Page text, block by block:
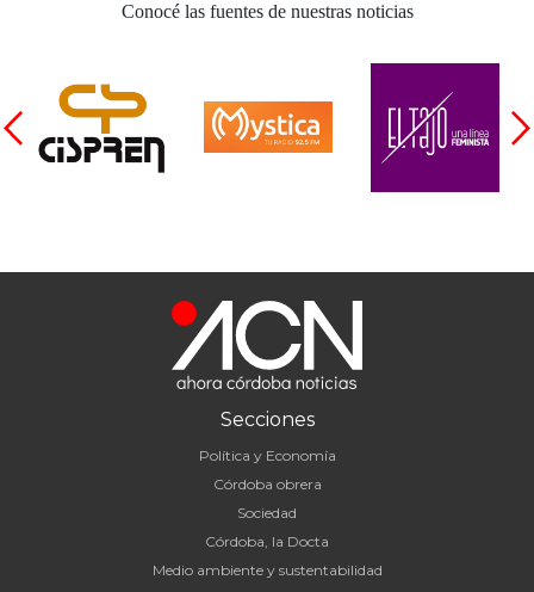
Conocé las fuentes de nuestras noticias
Secciones
Política y Economía
Córdoba obrera
Sociedad
Córdoba, la Docta
Medio ambiente y sustentabilidad